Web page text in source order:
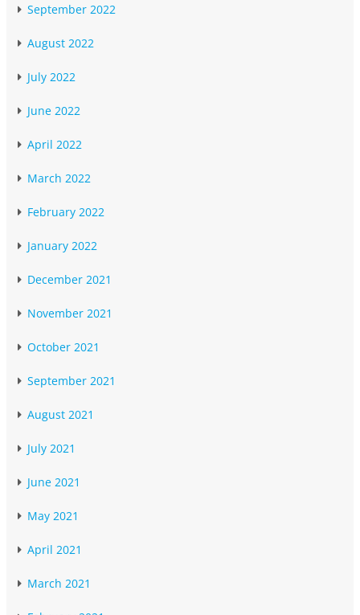
September 2022
August 2022
July 2022
June 2022
April 2022
March 2022
February 2022
January 2022
December 2021
November 2021
October 2021
September 2021
August 2021
July 2021
June 2021
May 2021
April 2021
March 2021